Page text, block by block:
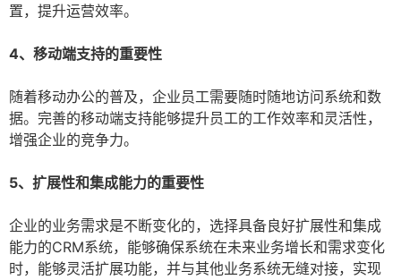
置，提升运营效率。
4、移动端支持的重要性
随着移动办公的普及，企业员工需要随时随地访问系统和数
据。完善的移动端支持能够提升员工的工作效率和灵活性，
增强企业的竞争力。
5、扩展性和集成能力的重要性
企业的业务需求是不断变化的，选择具备良好扩展性和集成
能力的CRM系统，能够确保系统在未来业务增长和需求变化
时，能够灵活扩展功能，并与其他业务系统无缝对接，实现